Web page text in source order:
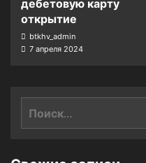
дебетовую карту
открытие
btkhv_admin
7 апреля 2024